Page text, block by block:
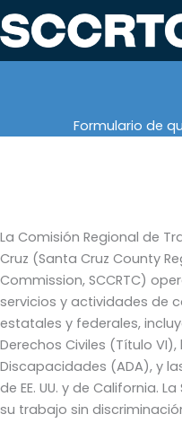
Skip
to
content
Formulario de
La Comisión Regional de
Cruz (Santa Cruz County
Commission, SCCRTC)
servicios y actividades de
estatales y federales,
Derechos Civiles (Título
Discapacidades (ADA), y
de EE. UU. y de California.
su trabajo sin